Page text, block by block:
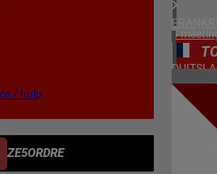
/ hulp
ZE5ORDRE
5
ZWEDEN
3
7
17/04/